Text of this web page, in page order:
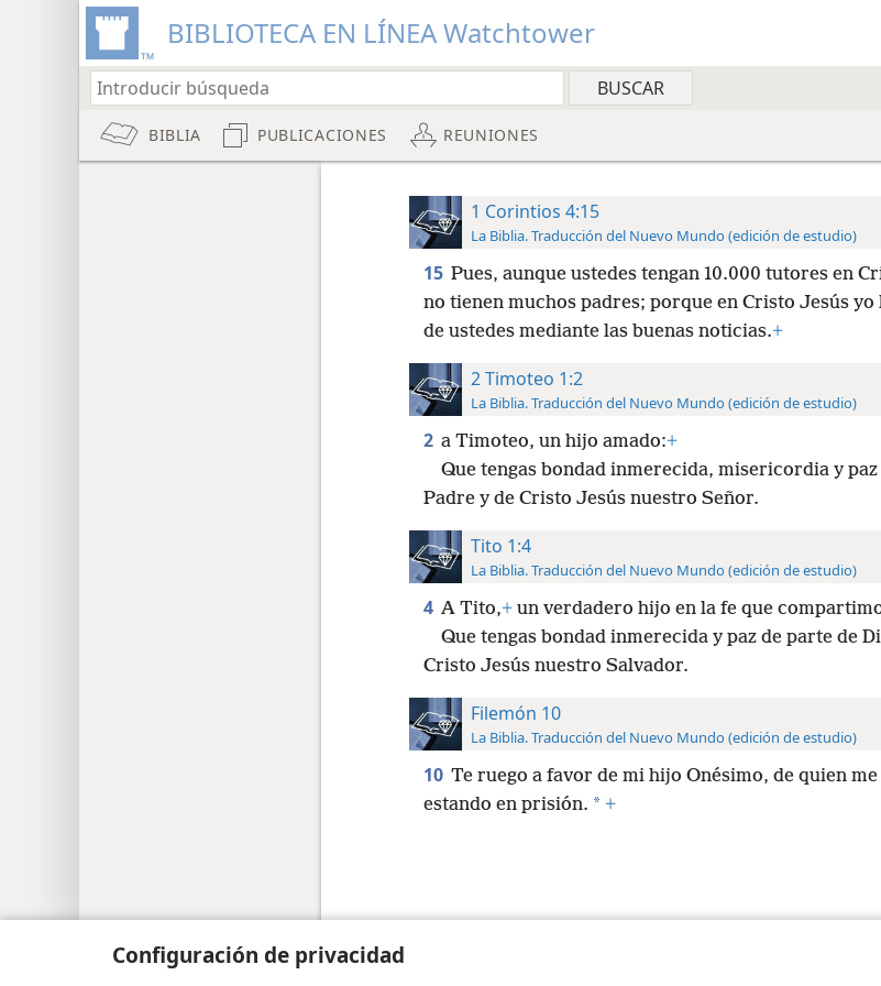
Configuración de privacidad
BIBLIOTECA EN LÍNEA Watchtower
BIBLIA PUBLICACIONES REUNIONES
1 Corintios 4:15
La Biblia. Traducción del Nuevo Mundo (edición de estudio)
15 Pues, aunque ustedes tengan 10.000 tutores en
no tienen muchos padres; porque en Cristo Jesús yo
de ustedes mediante las buenas noticias.+
2 Timoteo 1:2
La Biblia. Traducción del Nuevo Mundo (edición de estudio)
2 a Timoteo, un hijo amado:+
Que tengas bondad inmerecida, misericordia y
Padre y de Cristo Jesús nuestro Señor.
Tito 1:4
La Biblia. Traducción del Nuevo Mundo (edición de estudio)
4 A Tito,+un verdadero hijo en la fe que
Que tengas bondad inmerecida y paz de parte de
Cristo Jesús nuestro Salvador.
Filemón 10
La Biblia. Traducción del Nuevo Mundo (edición de estudio)
10 Te ruego a favor de mi hijo Onésimo, de quien
estando en prisión. * +